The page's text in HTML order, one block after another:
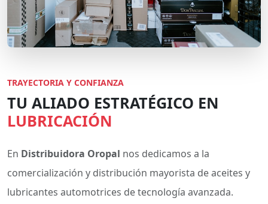
TRAYECTORIA Y CONFIANZA
TU ALIADO ESTRATÉGICO EN
LUBRICACIÓN
En Distribuidora Oropal nos dedicamos a la
comercialización y distribución mayorista de aceites y
lubricantes automotrices de tecnología avanzada.